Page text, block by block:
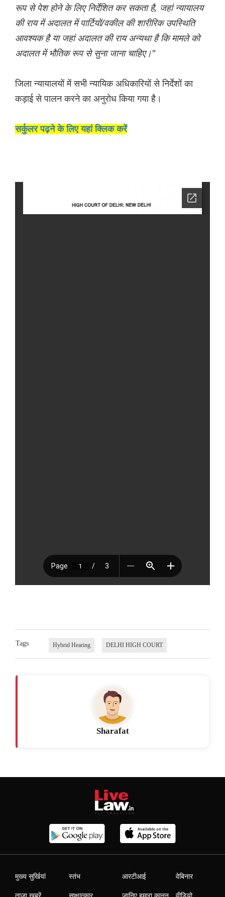
रूप से पेश होने के लिए निर्देशित कर सकता है, जहां न्यायालय
की राय में अदालत में पार्टियों/वकील की शारीरिक उपस्थिति
आवश्यक है या जहां अदालत की राय अन्यथा है कि मामले को
अदालत में भौतिक रूप से सुना जाना चाहिए।"
जिला न्यायालयों में सभी न्यायिक अधिकारियों से निर्देशों का
कड़ाई से पालन करने का अनुरोध किया गया है।
सर्कुलर पढ़ने के लिए यहां क्लिक करें
Tags Hybrid Hearing DELHI HIGH COURT
Sharafat
मुख्य सुर्खियां स्तंभ आरटीआई वेबिनार